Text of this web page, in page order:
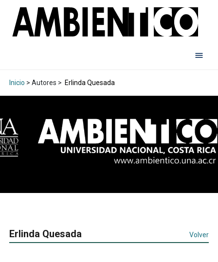
Inicio > Autores > Erlinda Quesada
Erlinda Quesada Volver